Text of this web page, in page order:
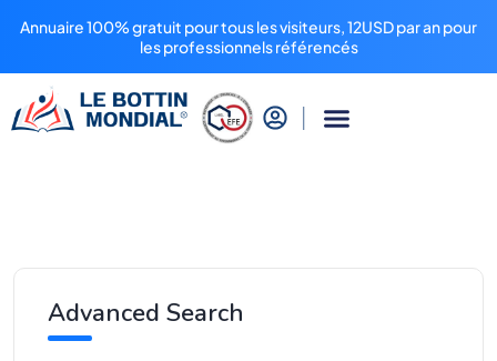
Annuaire 100% gratuit pour tous les visiteurs, 12USD par an pour
les professionnels référencés
Advanced Search